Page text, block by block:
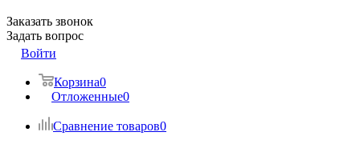
Заказать звонок
Задать вопрос
Войти
Корзина0
Отложенные0
Сравнение товаров0